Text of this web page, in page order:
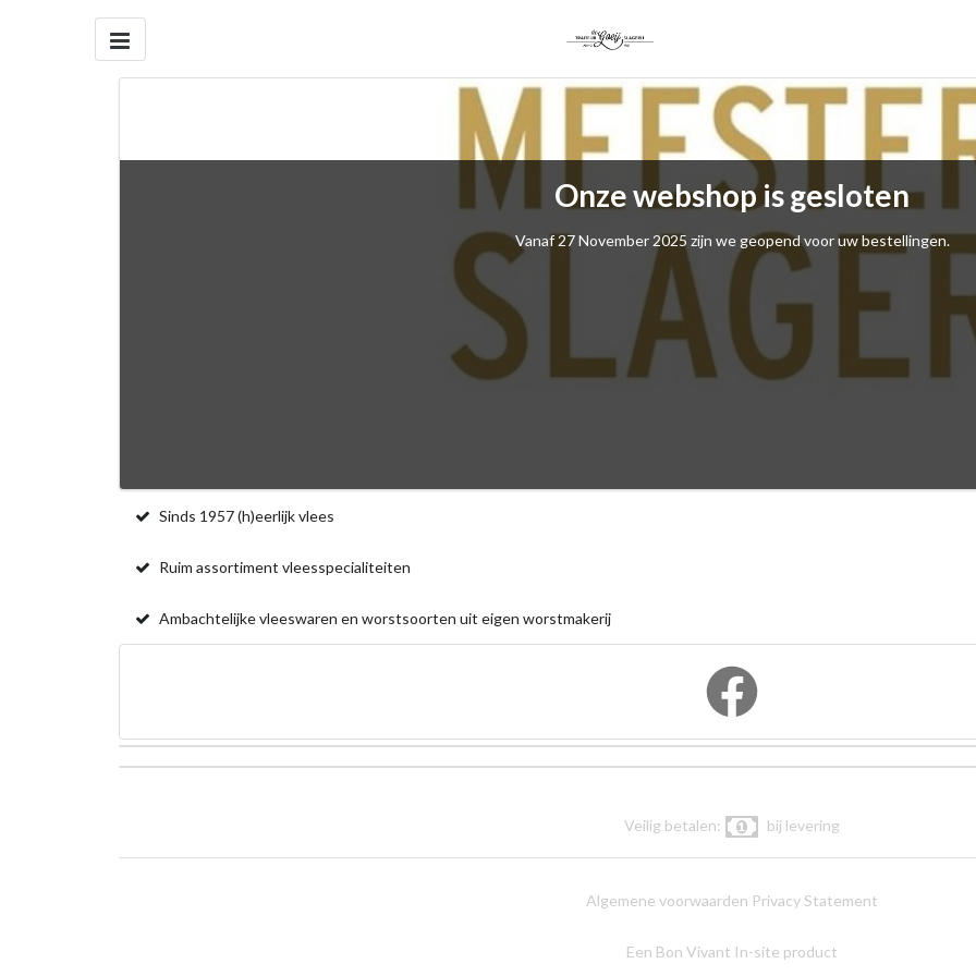
Onze webshop is gesloten
Vanaf 27 November 2025 zijn we geopend voor uw bestellingen.
Sinds 1957 (h)eerlijk vlees
Ruim assortiment vleesspecialiteiten
Ambachtelijke vleeswaren en worstsoorten uit eigen worstmakerij
Veilig betalen: bij levering
Algemene voorwaarden Privacy Statement
Een Bon Vivant In-site product